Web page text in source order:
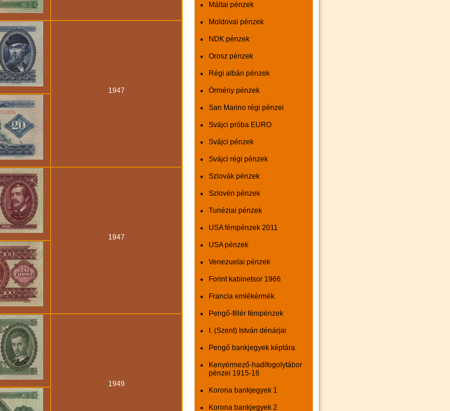
Máltai pénzek
Moldovai pénzek
NDK pénzek
Orosz pénzek
Régi albán pénzek
Örmény pénzek
San Marino régi pénzei
Svájci próba EURO
Svájci pénzek
Svájci régi pénzek
Szlovák pénzek
Szlovén pénzek
Tunéziai pénzek
USA fémpénzek 2011
USA pénzek
Venezuelai pénzek
Forint kabinetsor 1966
Francia emlékérmék
Pengő-fillér fémpénzek
I. (Szent) István dénárjai
Pengő bankjegyek képtára
Kenyérmező-hadifogolytábor
pénzei 1915-16
Korona bankjegyek 1
Korona bankjegyek 2
1947
1947
1949